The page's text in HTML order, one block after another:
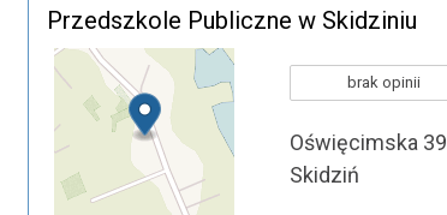
Przedszkole Publiczne w Skidziniu
brak opinii
Oświęcimska 39
Skidziń